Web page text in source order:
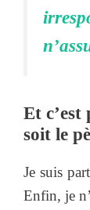
Et
soit le
Je suis
Enfin, je